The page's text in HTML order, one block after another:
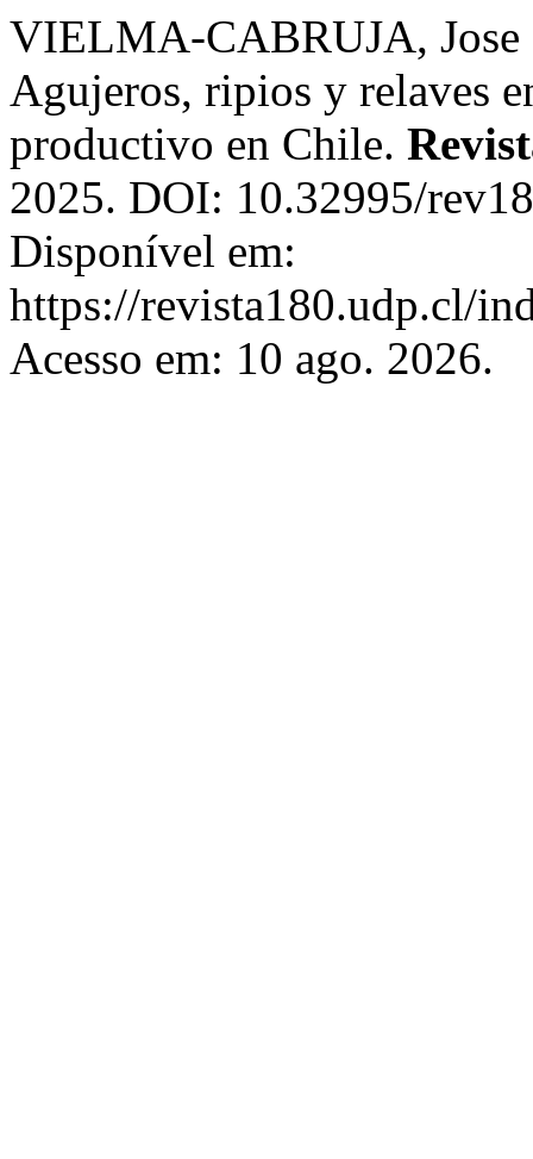
VIELMA-CABRUJA, Jose
Agujeros, ripios y relaves
productivo en Chile.
2025. DOI: 10.32995/
Disponível em:
https://revista180.udp.cl/
Acesso em: 10 ago. 2026.